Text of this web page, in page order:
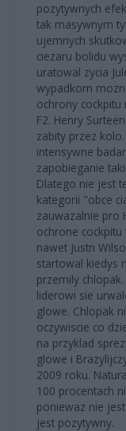
pozytywnych
tak masywnym
ujemnych
ciezaru bolidu
uratowal zycia
wypadkom
ochrony
F2. Henry
zabity przez
intensywne
zapobieganie
Dlatego nie jest
kategorii "obce
zauwazalnie pro
ochrone
nawet Justn
startowal kiedys
przemily
liderowi sie
glowe. Chlopak
oczywiscie co
na przyklad
glowe i
2009 roku.
100 procentach
poniewaz nie
jest pozytywny.